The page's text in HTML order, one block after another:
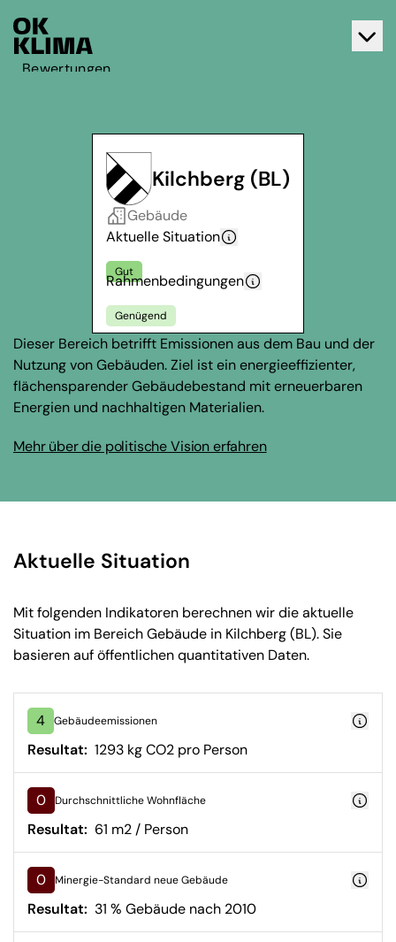
Bewertungen
Kilchberg (BL)
Gebäude
Aktuelle Situation
Gut
Rahmenbedingungen
Genügend
Dieser Bereich betrifft Emissionen aus dem Bau und der
Nutzung von Gebäuden. Ziel ist ein energieeffizienter,
flächensparender Gebäudebestand mit erneuerbaren
Energien und nachhaltigen Materialien.
Mehr über die politische Vision erfahren
Aktuelle Situation
Mit folgenden Indikatoren berechnen wir die aktuelle
Situation im Bereich Gebäude in Kilchberg (BL). Sie
basieren auf öffentlichen quantitativen Daten.
4 Gebäudeemissionen
Resultat: 1293 kg CO2 pro Person
0 Durchschnittliche Wohnfläche
Resultat: 61 m2 / Person
0 Minergie-Standard neue Gebäude
Resultat: 31 % Gebäude nach 2010